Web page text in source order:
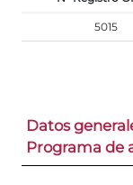
5015
Datos
Programa de